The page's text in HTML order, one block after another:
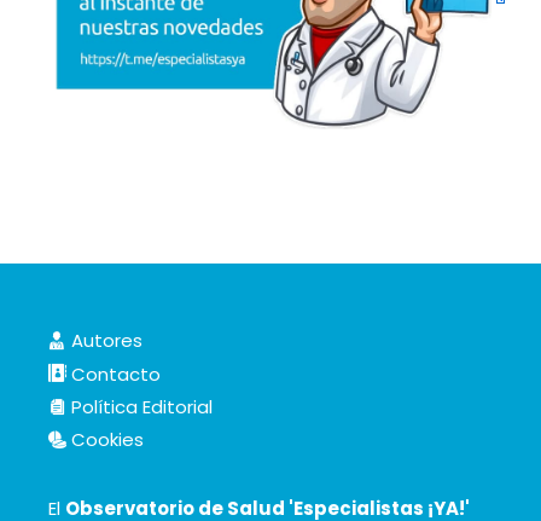
Autores
Contacto
Política Editorial
Cookies
El Observatorio de Salud 'Especialistas ¡YA!'